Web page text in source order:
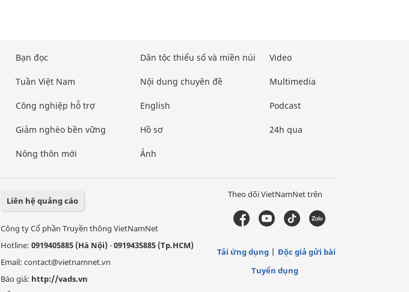
Bạn đọc
Tuần Việt Nam
Công nghiệp hỗ trợ
Giảm nghèo bền vững
Nông thôn mới
Dân tộc thiểu số và miền núi
Nội dung chuyên đề
English
Hồ sơ
Ảnh
Video
Multimedia
Podcast
24h qua
Liên hệ quảng cáo
Công ty Cổ phần Truyền thông VietNamNet
Hotline: 0919405885 (Hà Nội)-0919435885 (Tp.HCM)
Email: contact@vietnamnet.vn
Báo giá: http://vads.vn
Theo dõi VietNamNet trên
Tải ứng dụng
Độc giả gửi bài
Tuyển dụng